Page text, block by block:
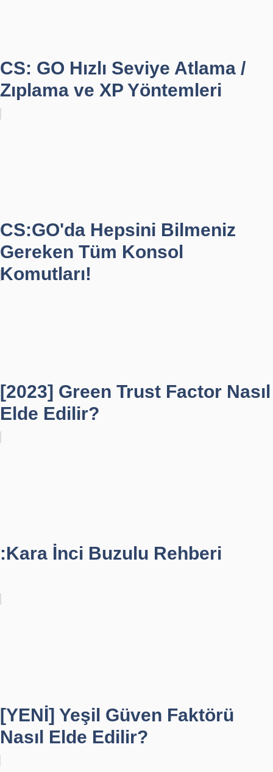
CS: GO Hızlı Seviye Atlama /
Zıplama ve XP Yöntemleri
CS:GO'da Hepsini Bilmeniz
Gereken Tüm Konsol
Komutları!
[2023] Green Trust Factor Nasıl
Elde Edilir?
:Kara İnci Buzulu Rehberi
[YENİ] Yeşil Güven Faktörü
Nasıl Elde Edilir?